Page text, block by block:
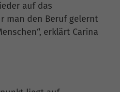
auf das
man den Beruf gelernt
erklärt Carina